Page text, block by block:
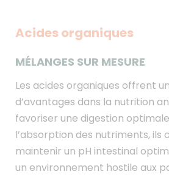
Acides organiques
MÉLANGES SUR MESURE
Les acides organiques offrent
d’avantages dans la nutrition
favoriser une digestion
l’absorption des nutriments, ils
maintenir un pH intestinal
un environnement hostile aux